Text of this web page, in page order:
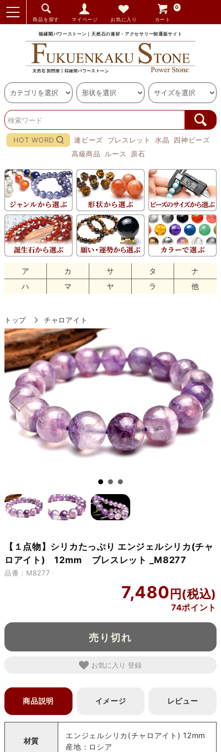
商品を探す マイページ お気に入り カート
0
福縁閣パワーストーン｜天然石の連材・アクセサリー卸通販サイト
HOT WORD 連ビーズ ブレスレット 水晶
四神ビーズ
高級商品
ルース 原石
ア カ サ タ
ナ
ハ
マ ヤ ラ 他
トップ チャロアイト
【１点物】シリカたっぷり エンジェルシリカ(チャ
ロアイト) 12mm ブレスレット _M8277
品番：M8277
7,480
74ポイント
売り切れ
お気に入り
商品説明 イメージ レビュー
材質
エンジェルシリカ(チャロアイト) 12mm
産地：ロシア